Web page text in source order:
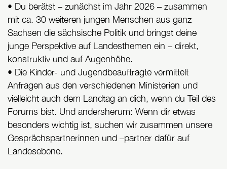
• Du berätst – zunächst im Jahr 2026 – zusammen
mit ca. 30 weiteren jungen Menschen aus ganz
Sachsen die sächsische Politik und bringst deine
junge Perspektive auf Landesthemen ein – direkt,
konstruktiv und auf Augenhöhe.
• Die Kinder- und Jugendbeauftragte vermittelt
Anfragen aus den verschiedenen Ministerien und
vielleicht auch dem Landtag an dich, wenn du Teil des
Forums bist. Und andersherum: Wenn dir etwas
besonders wichtig ist, suchen wir zusammen unsere
Gesprächspartnerinnen und –partner dafür auf
Landesebene.